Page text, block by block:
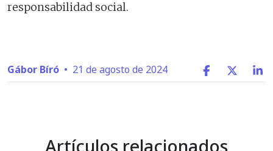
responsabilidad social.
Gábor Bíró • 21 de agosto de 2024
Artículos relacionados